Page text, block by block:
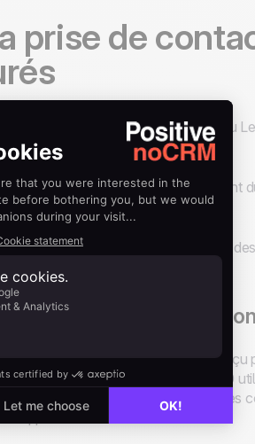
prise de
et ajoutés à votre CRM grâce au
efficace et personnalisée.
les équipes commerciales perdent
e-mails de suivi.
et gagner en réactivité, il existe
Waalaxy.
de prise de
français, simple et intuitif. Il est
utilisé par plus de 100 000
une adoption rapide dans les équipes
opportunités.